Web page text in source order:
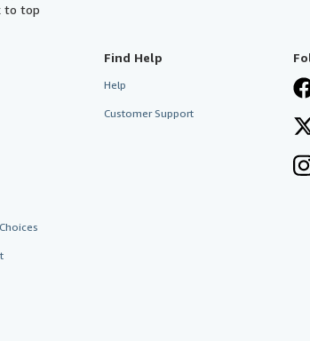
to top
Find Help
Help
Customer Support